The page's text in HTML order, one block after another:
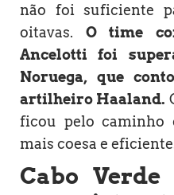
não foi suficiente
oitavas. O time
Ancelotti foi
Noruega, que
artilheiro Haaland.
ficou pelo caminho
mais coesa e
Cabo